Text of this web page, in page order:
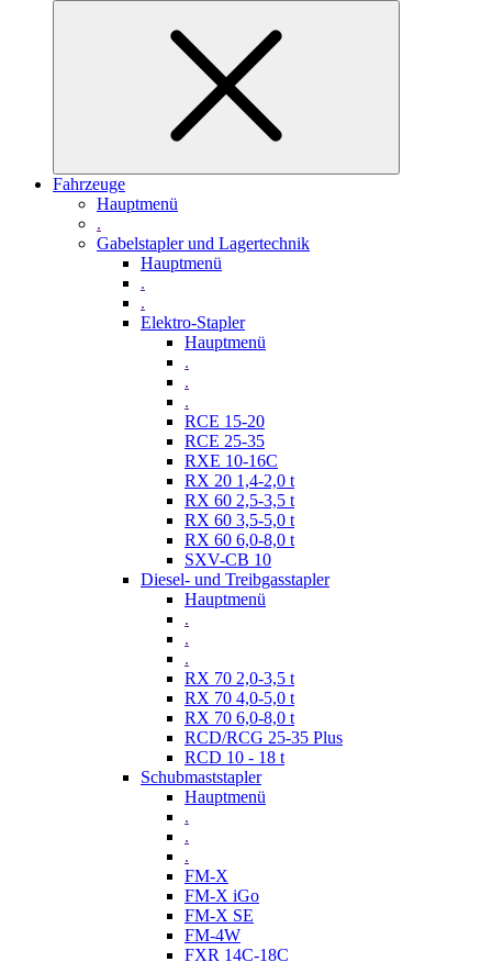
Fahrzeuge
Hauptmenü
.
Gabelstapler und Lagertechnik
Hauptmenü
.
.
Elektro-Stapler
Hauptmenü
.
.
.
RCE 15-20
RCE 25-35
RXE 10-16C
RX 20 1,4-2,0 t
RX 60 2,5-3,5 t
RX 60 3,5-5,0 t
RX 60 6,0-8,0 t
SXV-CB 10
Diesel- und Treibgasstapler
Hauptmenü
.
.
.
RX 70 2,0-3,5 t
RX 70 4,0-5,0 t
RX 70 6,0-8,0 t
RCD/RCG 25-35 Plus
RCD 10 - 18 t
Schubmaststapler
Hauptmenü
.
.
.
FM-X
FM-X iGo
FM-X SE
FM-4W
FXR 14C-18C